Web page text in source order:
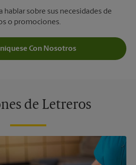
hablar sobre sus necesidades de
o promociones.
Con Nosotros
de Letreros